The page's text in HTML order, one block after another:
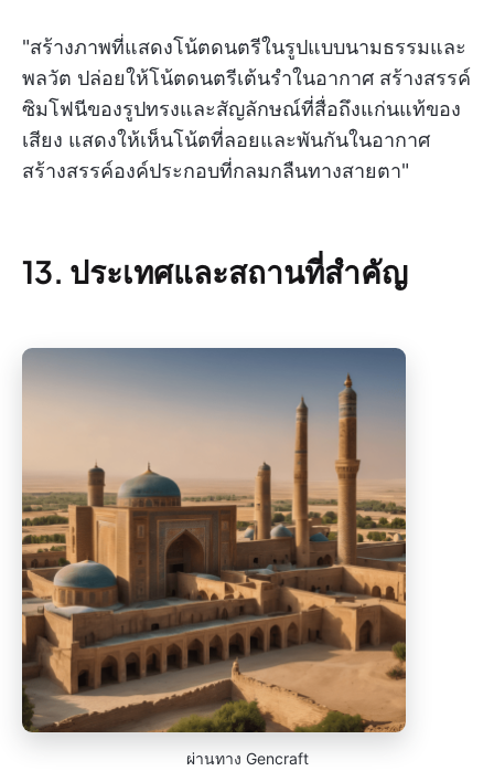
"สร้างภาพที่แสดงโน้ตดนตรีในรูปแบบนามธรรมและ
พลวัต ปล่อยให้โน้ตดนตรีเต้นรำในอากาศ สร้างสรรค์
ซิมโฟนีของรูปทรงและสัญลักษณ์ที่สื่อถึงแก่นแท้ของ
เสียง แสดงให้เห็นโน้ตที่ลอยและพันกันในอากาศ
สร้างสรรค์องค์ประกอบที่กลมกลืนทางสายตา"
13. ประเทศและสถานที่สำคัญ
ผ่านทาง Gencraft